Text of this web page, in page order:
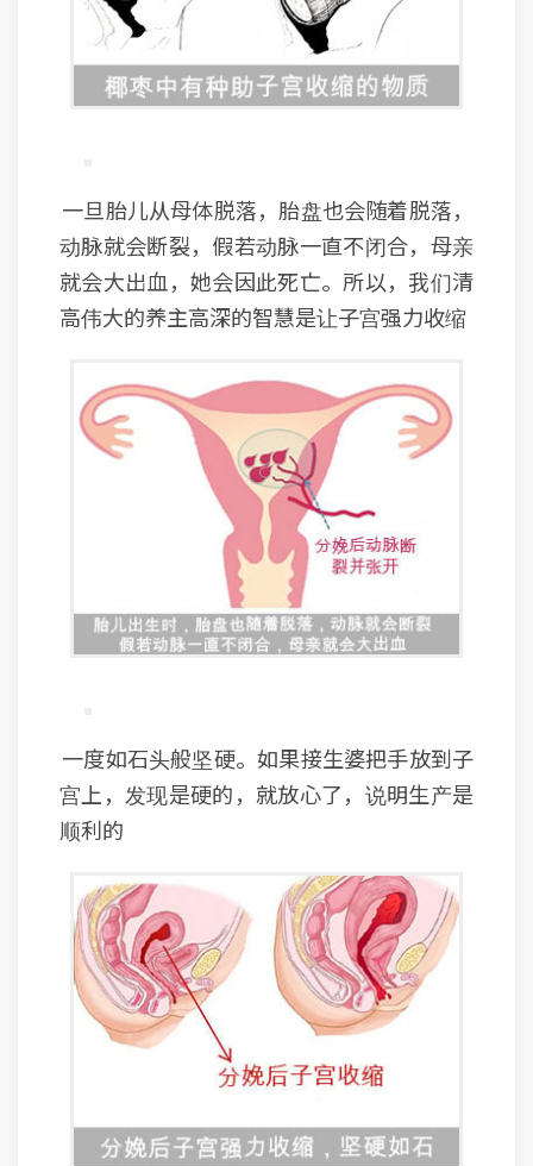
一旦胎儿从母体脱落，胎盘也会随着脱落，
动脉就会断裂，假若动脉一直不闭合，母亲
就会大出血，她会因此死亡。所以，我们清
高伟大的养主高深的智慧是让子宫强力收缩
一度如石头般坚硬。如果接生婆把手放到子
宫上，发现是硬的，就放心了，说明生产是
顺利的